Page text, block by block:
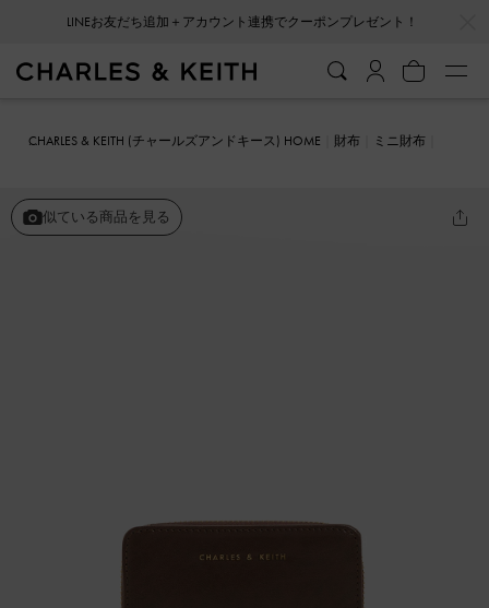
会員登録＋ニュースレター登録で10%OFFクーポンプレゼント！
CHARLES & KEITH (チャールズアンドキース) HOME 財布
ミニ財布
似ている商品を見る